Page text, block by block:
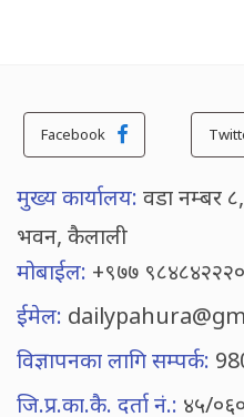
Facebook
मुख्य कार्यालय: वडा नम्बर
भवन, कैलाली
मोबाईल: +९७७
ईमेल:
विज्ञापनका लागि सम्पर्क:
जि.प्र.का.कै. दर्ता नं.: ४५/